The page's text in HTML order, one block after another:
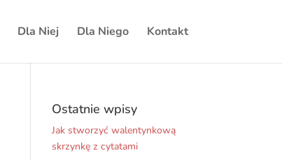
Dla Niej Dla Niego Kontakt
Ostatnie wpisy
Jak stworzyć walentynkową
skrzynkę z cytatami